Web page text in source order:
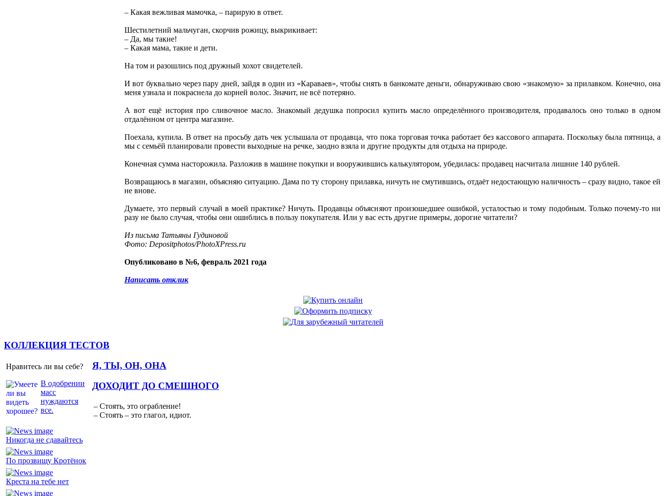
– Какая вежливая мамочка, – парирую в ответ.
Шестилетний мальчуган, скорчив рожицу, выкрикивает:
– Да, мы такие!
– Какая мама, такие и дети.
На том и разошлись под дружный хохот свидетелей.
И вот буквально через пару дней, зайдя в один из «Караваев», чтобы снять в банкомате деньги, обнаруживаю свою «знакомую» за прилавком. Конечно, она
меня узнала и покраснела до корней волос. Значит, не всё потеряно.
А вот ещё история про сливочное масло. Знакомый дедушка попросил купить масло определённого производителя, продавалось оно только в одном
отдалённом от центра магазине.
Поехала, купила. В ответ на просьбу дать чек услышала от продавца, что пока торговая точка работает без кассового аппарата. Поскольку была пятница, а
мы с семьёй планировали провести выходные на речке, заодно взяла и другие продукты для отдыха на природе.
Конечная сумма насторожила. Разложив в машине покупки и вооружившись калькулятором, убедилась: продавец насчитала лишние 140 рублей.
Возвращаюсь в магазин, объясняю ситуацию. Дама по ту сторону прилавка, ничуть не смутившись, отдаёт недостающую наличность – сразу видно, такое ей
не внове.
Думаете, это первый случай в моей практике? Ничуть. Продавцы объясняют произошедшее ошибкой, усталостью и тому подобным. Только почему-то ни
разу не было случая, чтобы они ошиблись в пользу покупателя. Или у вас есть другие примеры, дорогие читатели?
Из письма Татьяны Гудиновой
Фото: Depositphotos/PhotoXPress.ru
Опубликовано в №6, февраль 2021 года
Написать отклик
КОЛЛЕКЦИЯ ТЕСТОВ
Нравитесь ли вы себе?
В одобрении
масс
нуждаются
все.
Я, ТЫ, ОН, ОНА
Никогда не сдавайтесь
По прозвищу Кротёнок
Креста на тебе нет
ДОХОДИТ ДО СМЕШНОГО
– Стоять, это ограбление!
– Стоять – это глагол, идиот.